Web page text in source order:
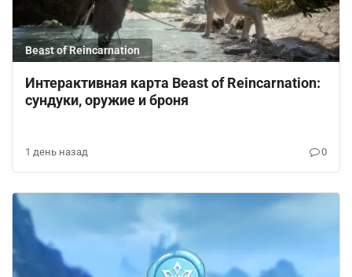
Beast of Reincarnation
Интерактивная карта Beast of Reincarnation:
сундуки, оружие и броня
1 день назад 0